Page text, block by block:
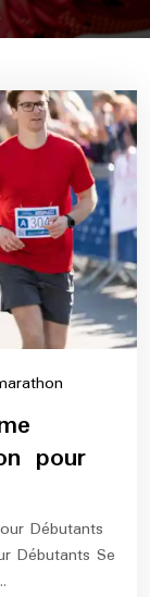
pour
Débutants
Débutants Se